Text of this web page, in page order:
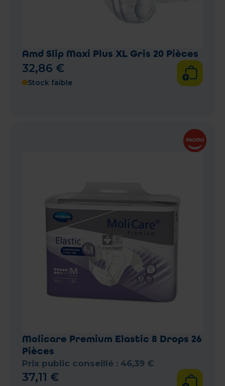
Amd Slip Maxi Plus XL Gris 20 Pièces
32,86 €
Stock faible
Molicare Premium Elastic 8 Drops 26
Pièces
Prix public conseillé : 46,39 €
37,11 €